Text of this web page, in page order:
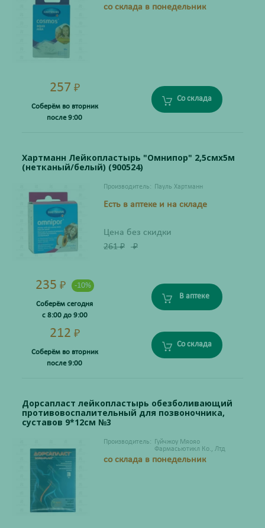
со склада в понедельник
257 ₽
Соберём во вторник
после 9:00
Со склада
Хартманн Лейкопластырь "Омнипор" 2,5смх5м
(нетканый/белый) (900524)
Производитель: Пауль Хартманн
Есть в аптеке и на складе
Цена без скидки
261₽ ₽
235 ₽ -10%
Соберём сегодня
с 8:00 до 9:00
В аптеке
212 ₽
Соберём во вторник
после 9:00
Со склада
Дорсапласт лейкопластырь обезболивающий
противовоспалительный для позвоночника,
суставов 9*12см №3
Производитель:
Гуйчжоу Мяояо
Фармасьютикл Ко., Лтд
со склада в понедельник